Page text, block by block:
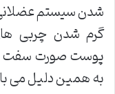
شدن سیستم
گرم شدن چربی
پوست صورت سفت
به همین دلیل می